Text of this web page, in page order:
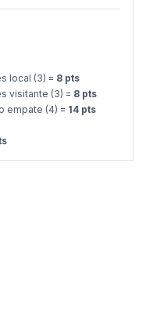
local (3) = 8 pts
visitante (3) = 8 pts
empate (4) = 14 pts